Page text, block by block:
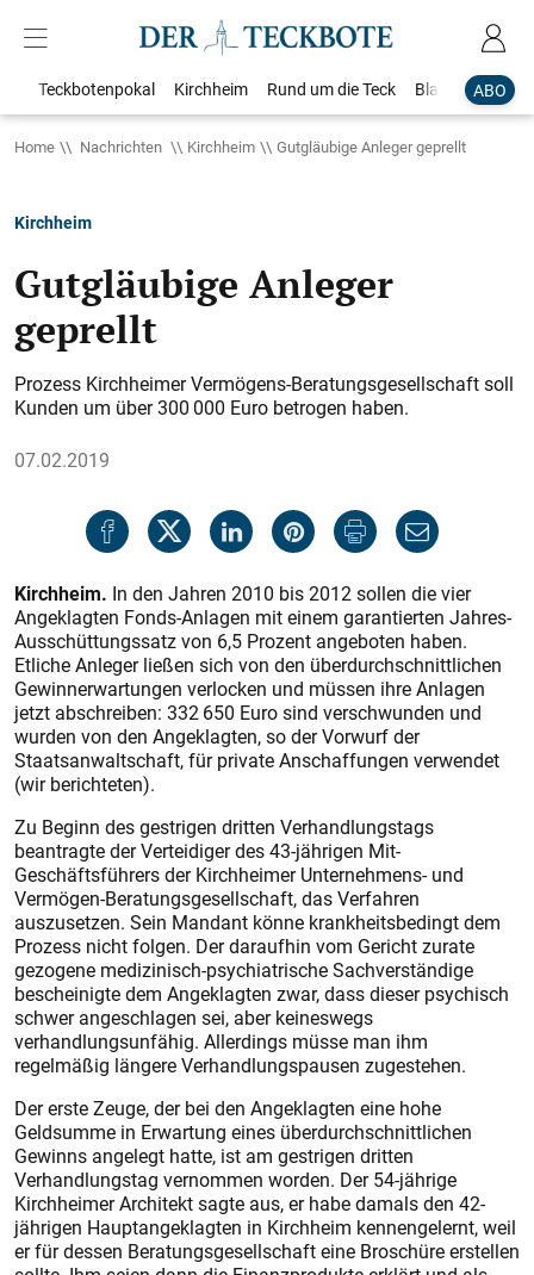
ABO
Teckbotenpokal Kirchheim Rund um die Teck Blaulicht
Home Nachrichten Kirchheim Gutgläubige Anleger geprellt
Kirchheim
Gutgläubige Anleger
geprellt
Prozess Kirchheimer Vermögens-Beratungsgesellschaft soll
Kunden um über 300 000 Euro betrogen haben.
07.02.2019
Kirchheim. In den Jahren 2010 bis 2012 sollen die vier
Angeklagten Fonds-Anlagen mit einem garantierten Jahres-
Ausschüttungssatz von 6,5 Prozent angeboten haben.
Etliche Anleger ließen sich von den überdurchschnittlichen
Gewinnerwartungen verlocken und müssen ihre Anlagen
jetzt abschreiben: 332 650 Euro sind verschwunden und
wurden von den Angeklagten, so der Vorwurf der
Staatsanwaltschaft, für private Anschaffungen verwendet
(wir berichteten).
Zu Beginn des gestrigen dritten Verhandlungstags
beantragte der Verteidiger des 43-jährigen Mit-
Geschäftsführers der Kirchheimer Unternehmens- und
Vermögen-Beratungsgesellschaft, das Verfahren
auszusetzen. Sein Mandant könne krankheitsbedingt dem
Prozess nicht folgen. Der daraufhin vom Gericht zurate
gezogene medizinisch-psychiatrische Sachverständige
bescheinigte dem Angeklagten zwar, dass dieser psychisch
schwer angeschlagen sei, aber keineswegs
verhandlungsunfähig. Allerdings müsse man ihm
regelmäßig längere Verhandlungspausen zugestehen.
Der erste Zeuge, der bei den Angeklagten eine hohe
Geldsumme in Erwartung eines überdurchschnittlichen
Gewinns angelegt hatte, ist am gestrigen dritten
Verhandlungstag vernommen worden. Der 54-jährige
Kirchheimer Architekt sagte aus, er habe damals den 42-
jährigen Hauptangeklagten in Kirchheim kennengelernt, weil
er für dessen Beratungsgesellschaft eine Broschüre erstellen